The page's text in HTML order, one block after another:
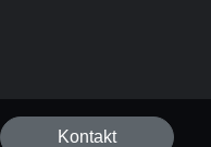
Kontakt